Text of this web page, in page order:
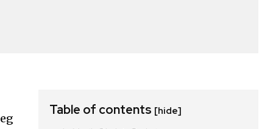
Table of contents [hide]